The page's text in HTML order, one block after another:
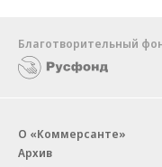
Новости компаний
07.08.2026
возведен в полную высоту